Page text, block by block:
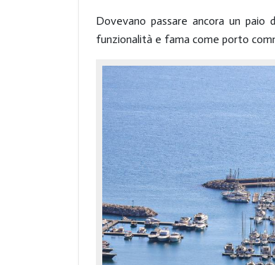
Dovevano passare ancora un
funzionalità e fama come porto